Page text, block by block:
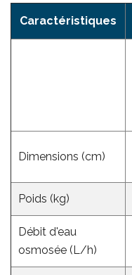
Caractéristiques
Dimensions (cm)
Poids (kg)
Débit d'eau
osmosée (L/h)